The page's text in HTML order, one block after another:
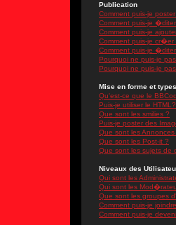
Publication
Comment puis-je
Comment puis-je
Comment puis-je
Comment puis-je cr�er
Comment puis-je
Pourquoi ne puis-je
Pourquoi ne puis-je
Mise en forme et
Qu'est-ce que le
Puis-je utiliser le HTML?
Que sont les smilies ?
Puis-je poster des
Que sont les Annonces
Que sont les Post-it ?
Que sont les sujets de
Niveaux des
Qui sont les
Qui sont les
Que sont les groupes
Comment puis-je
Comment puis-je